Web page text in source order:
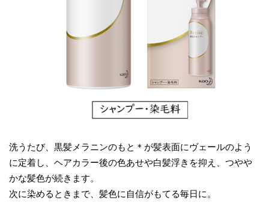
洗うたび、黒髪メラニンのもと＊が髪表面にヴェールのよう
に定着し、ヘアカラー後の色あせや白髪浮きを抑え、つやや
かな髪色が続きます。
次に染めるときまで、髪色に自信がもてる毎日に。